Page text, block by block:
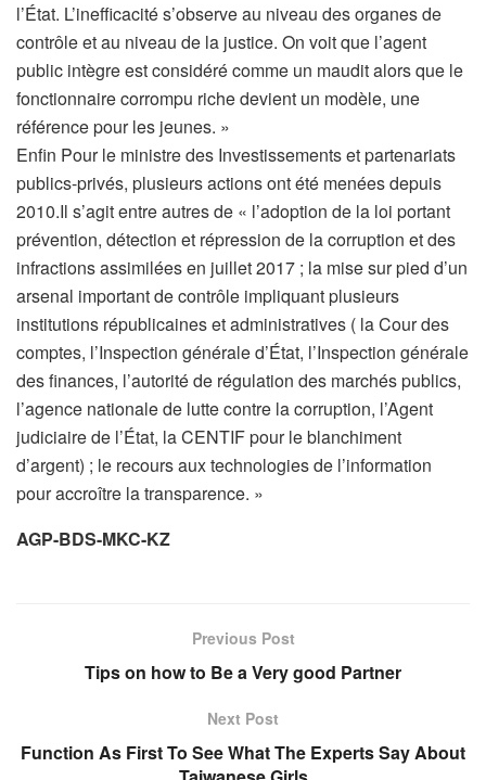
l’État. L’inefficacité s’observe au niveau des organes de
contrôle et au niveau de la justice. On voit que l’agent
public intègre est considéré comme un maudit alors que le
fonctionnaire corrompu riche devient un modèle, une
référence pour les jeunes. »
Enfin Pour le ministre des Investissements et partenariats
publics-privés, plusieurs actions ont été menées depuis
2010.Il s’agit entre autres de « l’adoption de la loi portant
prévention, détection et répression de la corruption et des
infractions assimilées en juillet 2017 ; la mise sur pied d’un
arsenal important de contrôle impliquant plusieurs
institutions républicaines et administratives ( la Cour des
comptes, l’Inspection générale d’État, l’Inspection générale
des finances, l’autorité de régulation des marchés publics,
l’agence nationale de lutte contre la corruption, l’Agent
judiciaire de l’État, la CENTIF pour le blanchiment
d’argent) ; le recours aux technologies de l’information
pour accroître la transparence. »
AGP-BDS-MKC-KZ
Previous Post
Tips on how to Be a Very good Partner
Next Post
Function As First To See What The Experts Say About